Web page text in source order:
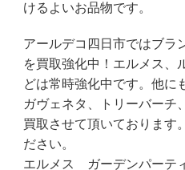
けるよいお品物です。
アールデコ四日市ではブラ
を買取強化中！エルメス、
どは常時強化中です。他に
ガヴェネタ、トリーバーチ
買取させて頂いております
ださい。
エルメス ガーデンパーテ